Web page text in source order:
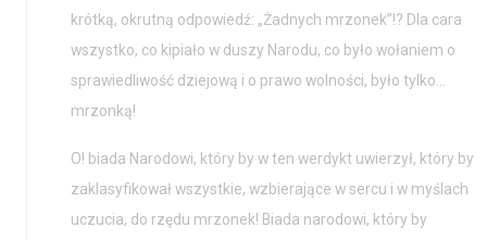
krótką, okrutną odpowiedź: „Żadnych mrzonek”!? Dla cara
wszystko, co kipiało w duszy Narodu, co było wołaniem o
sprawiedliwość dziejową i o prawo wolności, było tylko…
mrzonką!
O! biada Narodowi, który by w ten werdykt uwierzył, który by
zaklasyfikował wszystkie, wzbierające w sercu i w myślach
uczucia, do rzędu mrzonek! Biada narodowi, który by